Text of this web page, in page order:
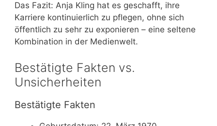
Das Fazit: Anja Kling hat es geschafft, ihre
Karriere kontinuierlich zu pflegen, ohne sich
öffentlich zu sehr zu exponieren – eine seltene
Kombination in der Medienwelt.
Bestätigte Fakten vs.
Unsicherheiten
Bestätigte Fakten